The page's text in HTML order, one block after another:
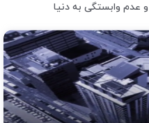
وابستگی به دنیا